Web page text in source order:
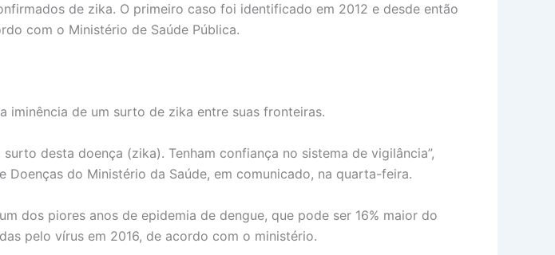
de zika. O primeiro caso foi identificado em 2012 e desde então
com o Ministério de Saúde Pública.
iminência de um surto de zika entre suas fronteiras.
desta doença (zika). Tenham confiança no sistema de vigilância”,
do Ministério da Saúde, em comunicado, na quarta-feira.
dos piores anos de epidemia de dengue, que pode ser 16% maior do
pelo vírus em 2016, de acordo com o ministério.